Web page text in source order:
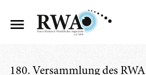
180. Versammlung des RWA